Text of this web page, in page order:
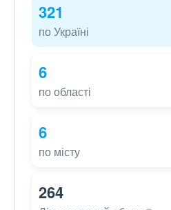
321
по Україні
6
по області
6
по місту
264